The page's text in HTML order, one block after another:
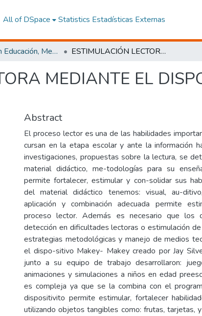
All of DSpace Statistics Estadísticas Externas
Maestría en Educación, Mención Innovación y Liderazgo Educativo ESTIMULACIÓN LECTORA MEDIANTE EL DISPOSITIVO MAKEY- MAKEY
MEDIANTE EL
Abstract
El proceso lector es una de las habilidades
cursan en la etapa escolar y ante la información
investigaciones, propuestas sobre la lectura, se
material didáctico, me-todologías para su
permite fortalecer, estimular y con-solidar sus
del material didáctico tenemos: visual, au-
aplicación y combinación adecuada permite
proceso lector. Además es necesario que los
detección en dificultades lectoras o estimulación
estrategias metodológicas y manejo de medios
el dispo-sitivo Makey- Makey creado por Jay
junto a su equipo de trabajo desarrollaron:
animaciones y simulaciones a niños en edad
es compleja ya que se la combina con el
dispositivito permite estimular, fortalecer
utilizando objetos tangibles como: frutas, tarjetas,